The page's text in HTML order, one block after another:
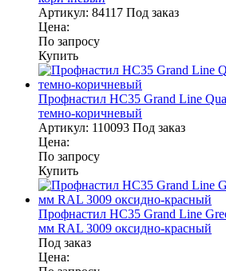
Артикул: 84117 Под заказ
Цена:
По запросу
Купить
Профнастил НС35 Grand Line
темно-коричневый
Артикул: 110093 Под заказ
Цена:
По запросу
Купить
Профнастил НС35 Grand Line
мм RAL 3009 оксидно-красный
Под заказ
Цена: